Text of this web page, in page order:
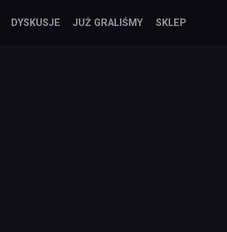
DYSKUSJE JUŻ GRALIŚMY SKLEP